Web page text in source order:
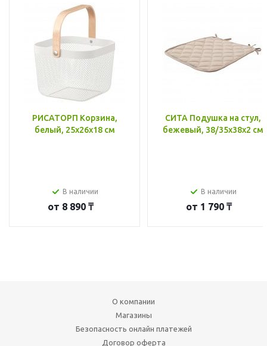
РИСАТОРП Корзина,
белый, 25x26x18 см
В наличии
от 8 890 ₸
СИТА Подушка на стул,
бежевый, 38/35x38x2 см
В наличии
от 1 790 ₸
О компании
Магазины
Безопасность онлайн платежей
Договор оферта